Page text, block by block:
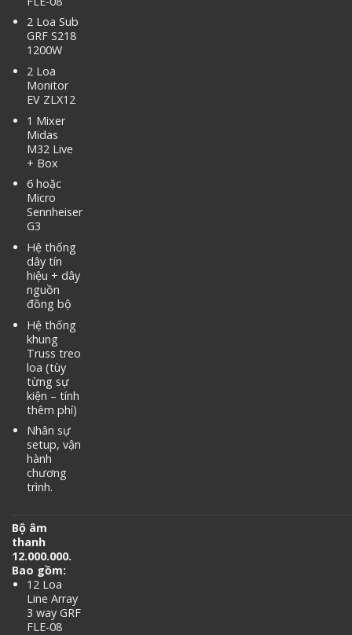
2 Loa Sub
GRF S218
1200W
2 Loa
Monitor
EV ZLX12
1 Mixer
Midas
M32 Live
+ Box
6 hoặc
Micro
Sennheiser
G3
Hệ thống
dây tín
hiệu + dây
nguồn
đồng bộ
Hệ thống
khung
Truss treo
loa (tùy
từng sự
kiện – tính
thêm phí)
Nhân sự
setup, vận
hành
chương
trình.
Bộ âm
thanh
12.000.000.
Bao gồm:
12 Loa
Line Array
3 way GRF
FLE-08